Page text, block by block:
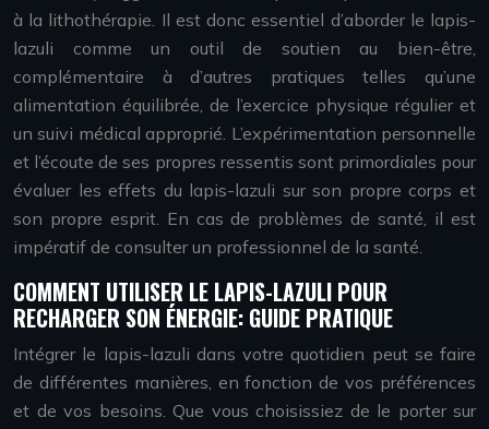
à la lithothérapie. Il est donc essentiel d’aborder le lapis-
lazuli comme un outil de soutien au bien-être,
complémentaire à d’autres pratiques telles qu’une
alimentation équilibrée, de l’exercice physique régulier et
un suivi médical approprié. L’expérimentation personnelle
et l’écoute de ses propres ressentis sont primordiales pour
évaluer les effets du lapis-lazuli sur son propre corps et
son propre esprit. En cas de problèmes de santé, il est
impératif de consulter un professionnel de la santé.
COMMENT UTILISER LE LAPIS-LAZULI POUR
RECHARGER SON ÉNERGIE: GUIDE PRATIQUE
Intégrer le lapis-lazuli dans votre quotidien peut se faire
de différentes manières, en fonction de vos préférences
et de vos besoins. Que vous choisissiez de le porter sur